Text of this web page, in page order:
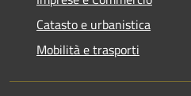
Catasto e urbanistica
Mobilità e trasporti